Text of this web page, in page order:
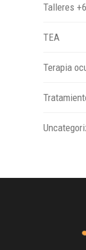
Talleres
TEA
Terapia